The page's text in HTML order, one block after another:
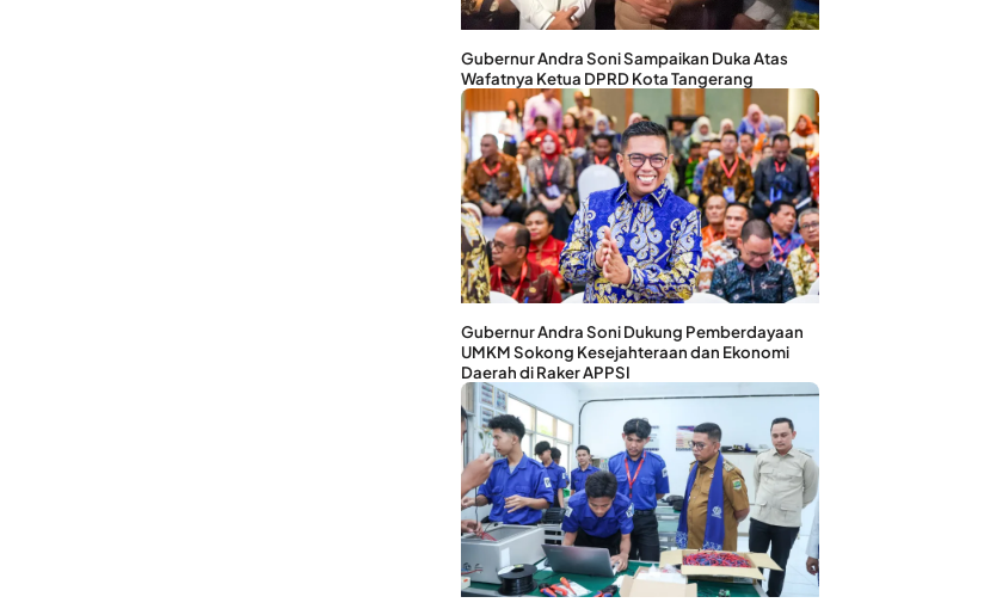
Gubernur Andra Soni Sampaikan Duka Atas
Wafatnya Ketua DPRD Kota Tangerang
Gubernur Andra Soni Dukung Pemberdayaan
UMKM Sokong Kesejahteraan dan Ekonomi
Daerah di Raker APPSI